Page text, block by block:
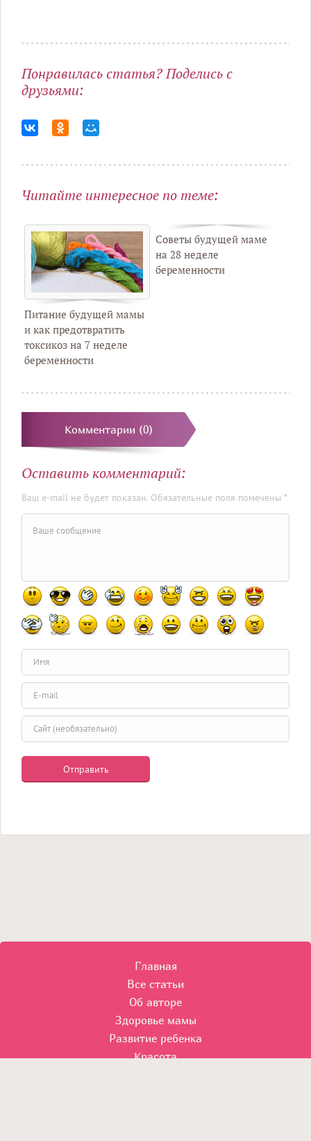
Понравилась статья? Поделись с
друзьями:
Читайте интересное по теме:
Питание будущей мамы
и как предотвратить
токсикоз на 7 неделе
беременности
Советы будущей маме
на 28 неделе
беременности
Комментарии (0)
Оставить комментарий:
Ваш e-mail не будет показан. Обязательные поля помечены *
Главная
Все статьи
Об авторе
Здоровье мамы
Развитие ребенка
Красота